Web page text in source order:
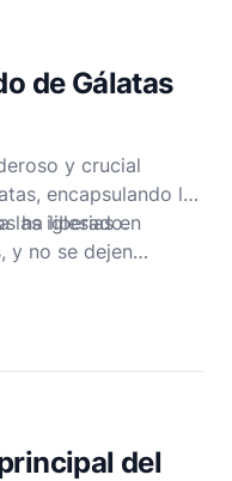
de Gálatas
y crucial
encapsulando la
las iglesias en
ha liberado.
y no se dejen
del